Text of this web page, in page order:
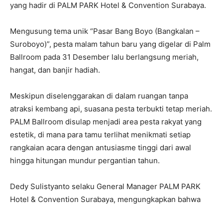
yang hadir di PALM PARK Hotel & Convention Surabaya.
Mengusung tema unik “Pasar Bang Boyo (Bangkalan –
Suroboyo)”, pesta malam tahun baru yang digelar di Palm
Ballroom pada 31 Desember lalu berlangsung meriah,
hangat, dan banjir hadiah.
Meskipun diselenggarakan di dalam ruangan tanpa
atraksi kembang api, suasana pesta terbukti tetap meriah.
PALM Ballroom disulap menjadi area pesta rakyat yang
estetik, di mana para tamu terlihat menikmati setiap
rangkaian acara dengan antusiasme tinggi dari awal
hingga hitungan mundur pergantian tahun.
Dedy Sulistyanto selaku General Manager PALM PARK
Hotel & Convention Surabaya, mengungkapkan bahwa